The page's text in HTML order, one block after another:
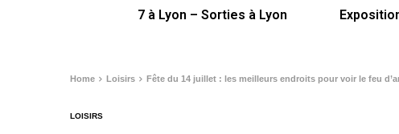
7 à Lyon – Sorties à Lyon
Home Loisirs Fête du 14 juillet : les meilleurs endroits pour voir le feu
LOISIRS